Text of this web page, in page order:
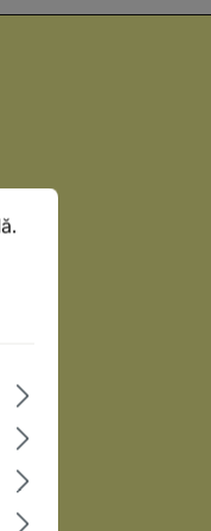
Mai multe informații...